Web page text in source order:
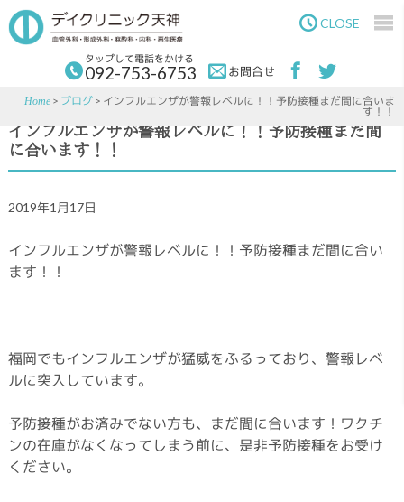
to
main
content
to
primary
sidebar
タップして電話をかける
092-753-6753 お問合せ
CLOSE
Home > ブログ > インフルエンザが警報レベルに！！予防接種まだ間に合いま
す！！
インフルエンザが警報レベルに！！予防接種まだ間
に合います！！
2019年1月17日
インフルエンザが警報レベルに！！予防接種まだ間に合い
ます！！
福岡でもインフルエンザが猛威をふるっており、警報レベ
ルに突入しています。
予防接種がお済みでない方も、まだ間に合います！ワクチ
ンの在庫がなくなってしまう前に、是非予防接種をお受け
ください。